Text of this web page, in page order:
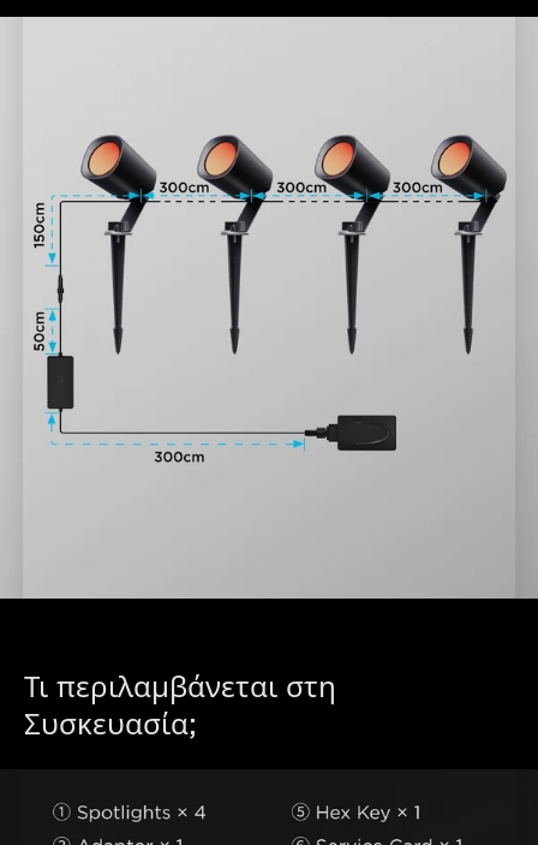
Τι περιλαμβάνεται στη
Συσκευασία;